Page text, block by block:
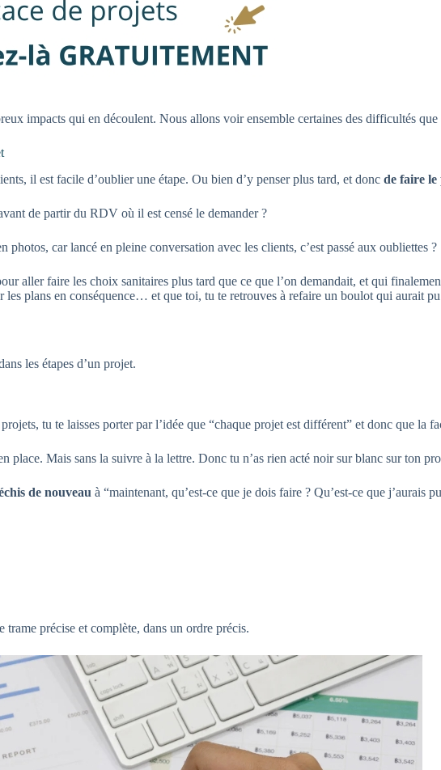
impacts qui en découlent. Nous allons voir ensemble certaines des difficultés
il est facile d’oublier une étape. Ou bien d’y penser plus tard, et donc de faire le
de partir du RDV où il est censé le demander ?
car lancé en pleine conversation avec les clients, c’est passé aux oubliettes ?
aller faire les choix sanitaires plus tard que ce que l’on demandait, et qui
plans en conséquence… et que toi, tu te retrouves à refaire un boulot qui aurait
les étapes d’un projet.
tu te laisses porter par l’idée que “chaque projet est différent” et donc que la
place. Mais sans la suivre à la lettre. Donc tu n’as rien acté noir sur blanc sur ton
de nouveau à “maintenant, qu’est-ce que je dois faire ? Qu’est-ce que j’aurais
précise et complète, dans un ordre précis.